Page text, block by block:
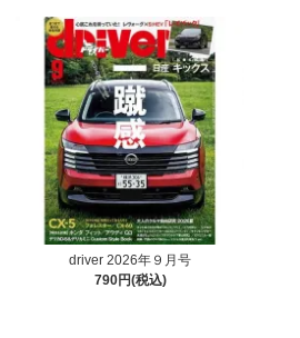
driver 2026年９月号
790円(税込)